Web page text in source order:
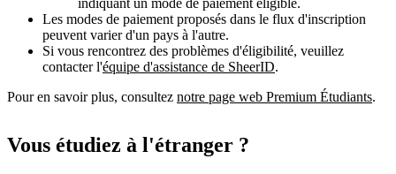
indiquant un mode de paiement éligible.
Les modes de paiement proposés dans le flux d'inscription
peuvent varier d'un pays à l'autre.
Si vous rencontrez des problèmes d'éligibilité, veuillez
contacter l'équipe d'assistance de SheerID.
Pour en savoir plus, consultez notre page web Premium Étudiants.
Vous étudiez à l'étranger ?